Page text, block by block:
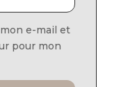
e-mail et
pour mon